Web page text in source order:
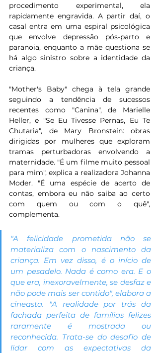
procedimento experimental, ela
rapidamente engravida. A partir daí, o
casal entra em uma espiral psicológica
que envolve depressão pós-parto e
paranoia, enquanto a mãe questiona se
há algo sinistro sobre a identidade da
criança.
"Mother's Baby" chega à tela grande
seguindo a tendência de sucessos
recentes como "Canina", de Marielle
Heller, e "Se Eu Tivesse Pernas, Eu Te
Chutaria", de Mary Bronstein: obras
dirigidas por mulheres que exploram
tramas perturbadoras envolvendo a
maternidade. "É um filme muito pessoal
para mim", explica a realizadora Johanna
Moder. "É uma espécie de acerto de
contas, embora eu não saiba ao certo
com quem ou com o quê",
complementa.
"A felicidade prometida não se
materializa com o nascimento da
criança. Em vez disso, é o início de
um pesadelo. Nada é como era. E o
que era, inexoravelmente, se desfaz e
não pode mais ser contido", elabora a
cineasta. "A realidade por trás da
fachada perfeita de famílias felizes
raramente é mostrada ou
reconhecida. Trata-se do desafio de
lidar com as expectativas da